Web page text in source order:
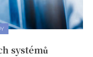
systémů